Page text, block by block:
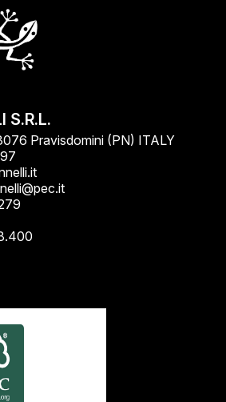
S.R.L.
Pravisdomini (PN) ITALY